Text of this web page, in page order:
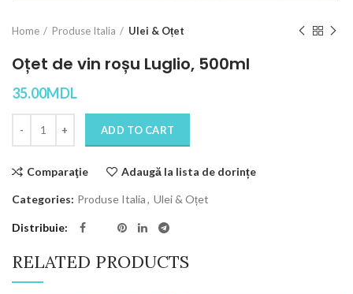
Home Produse Italia Ulei & Oțet
Oțet de vin roșu Luglio, 500ml
35.00MDL
ADD TO CART
Comparaţie Adaugă la lista de dorințe
Categories: Produse Italia, Ulei & Oțet
Distribuie
RELATED PRODUCTS